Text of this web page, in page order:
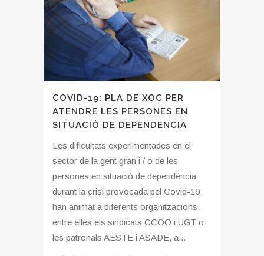
COVID-19: PLA DE XOC PER
ATENDRE LES PERSONES EN
SITUACIÓ DE DEPENDENCIA
Les dificultats experimentades en el
sector de la gent gran i / o de les
persones en situació de dependència
durant la crisi provocada pel Covid-19
han animat a diferents organitzacions,
entre elles els sindicats CCOO i UGT o
les patronals AESTE i ASADE, a...